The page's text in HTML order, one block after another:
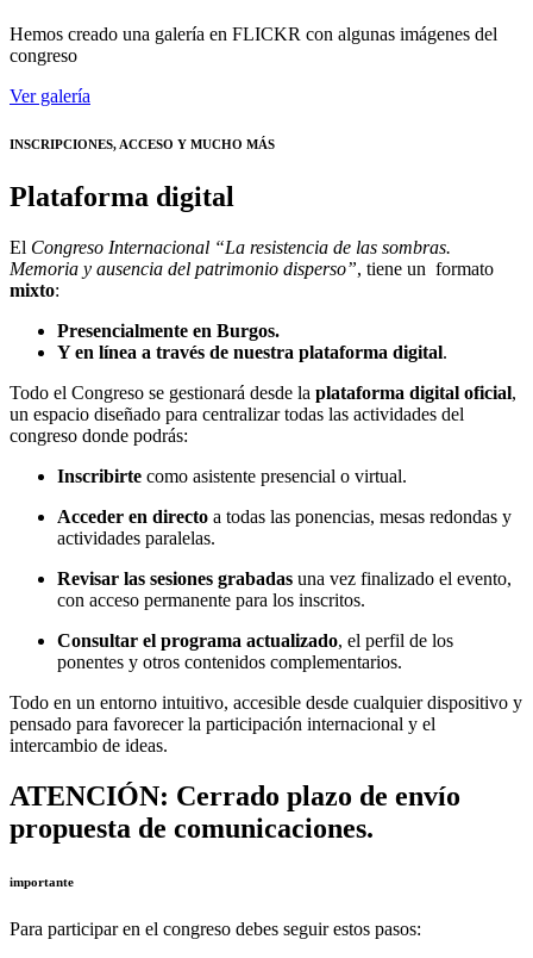
Hemos creado una galería en FLICKR con algunas imágenes del
congreso
Ver galería
INSCRIPCIONES, ACCESO Y MUCHO MÁS
Plataforma digital
El Congreso Internacional “La resistencia de las sombras.
Memoria y ausencia del patrimonio disperso”, tiene un formato
mixto:
Presencialmente en Burgos.
Y en línea a través de nuestra plataforma digital.
Todo el Congreso se gestionará desde la plataforma digital oficial,
un espacio diseñado para centralizar todas las actividades del
congreso donde podrás:
Inscribirte como asistente presencial o virtual.
Acceder en directo a todas las ponencias, mesas redondas y
actividades paralelas.
Revisar las sesiones grabadas una vez finalizado el evento,
con acceso permanente para los inscritos.
Consultar el programa actualizado, el perfil de los
ponentes y otros contenidos complementarios.
Todo en un entorno intuitivo, accesible desde cualquier dispositivo y
pensado para favorecer la participación internacional y el
intercambio de ideas.
ATENCIÓN: Cerrado plazo de envío
propuesta de comunicaciones.
importante
Para participar en el congreso debes seguir estos pasos: